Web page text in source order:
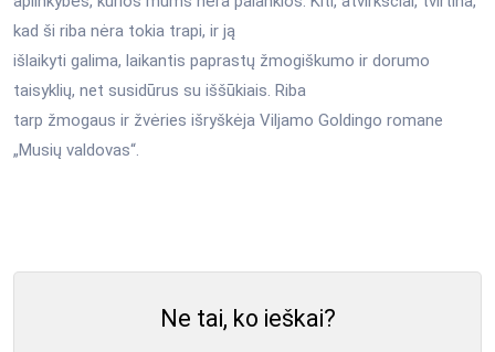
kad ši riba nėra tokia trapi, ir ją
išlaikyti galima, laikantis paprastų žmogiškumo ir dorumo
taisyklių, net susidūrus su iššūkiais. Riba
tarp žmogaus ir žvėries išryškėja Viljamo Goldingo romane
„Musių valdovas“.
Ne tai, ko ieškai?